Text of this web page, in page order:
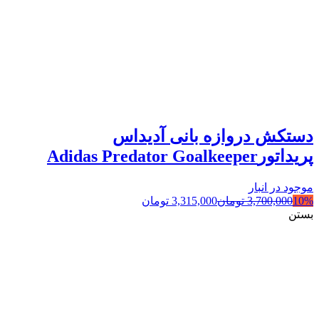
دستکش دروازه بانی آدیداس
پریداتورAdidas Predator Goalkeeper
موجود در انبار
10%
3,700,000 تومان3,315,000 تومان
بستن